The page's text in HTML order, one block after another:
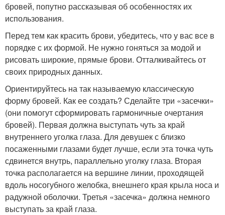
бровей, попутно рассказывая об особенностях их
использования.
Перед тем как красить брови, убедитесь, что у вас все в
порядке с их формой. Не нужно гоняться за модой и
рисовать широкие, прямые брови. Отталкивайтесь от
своих природных данных.
Ориентируйтесь на так называемую классическую
форму бровей. Как ее создать? Сделайте три «засечки»
(они помогут сформировать гармоничные очертания
бровей). Первая должна выступать чуть за край
внутреннего уголка глаза. Для девушек с близко
посаженными глазами будет лучше, если эта точка чуть
сдвинется внутрь, параллельно уголку глаза. Вторая
точка располагается на вершине линии, проходящей
вдоль носогубного желобка, внешнего края крыла носа и
радужной оболочки. Третья «засечка» должна немного
выступать за край глаза.